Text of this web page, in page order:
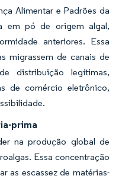
Alimentar e Padrões da
em pó de origem algal,
anteriores. Essa
migrassem de canais de
distribuição legítimas,
de comércio eletrônico,
prima
na produção global de
Essa concentração
as escassez de matérias-